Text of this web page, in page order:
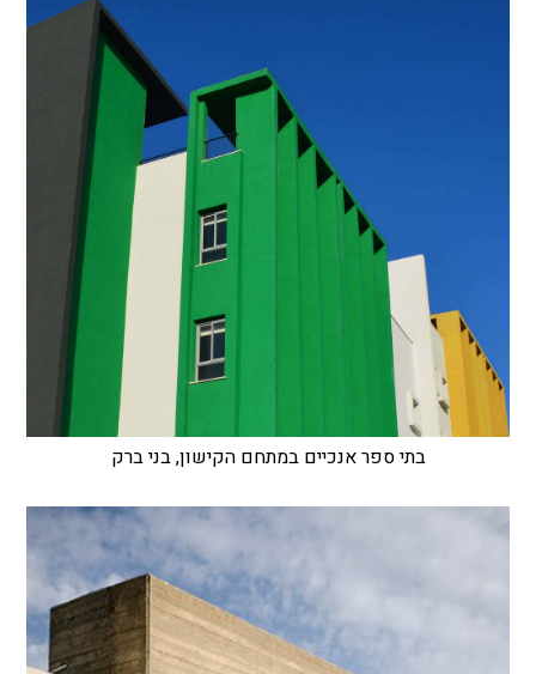
בתי ספר אנכיים במתחם הקישון, בני ברק